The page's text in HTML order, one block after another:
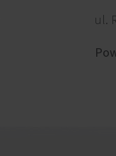
ul.